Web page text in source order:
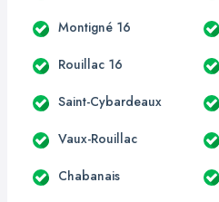
Montigné 16
Rouillac 16
Saint-Cybardeaux
Vaux-Rouillac
Chabanais